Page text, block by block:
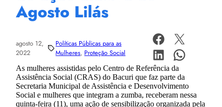
Agosto Lilás
agosto 12,
2022
Políticas Públicas para as
Mulheres, Proteção Social
As mulheres assistidas pelo Centro de Referência da
Assistência Social (CRAS) do Bacuri que faz parte da
Secretaria Municipal de Assistência e Desenvolvimento
Social e mulheres que integram a zumba, receberam nessa
quinta-feira (11), uma ação de sensibilização organizada pela